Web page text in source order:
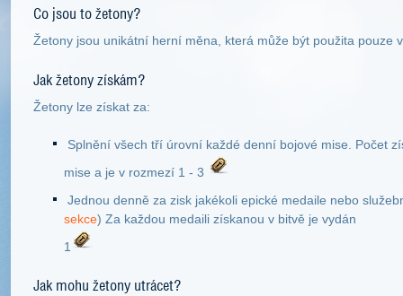
Co jsou to žetony?
Žetony jsou unikátní herní měna, která může být použita pouze
Jak žetony získám?
Žetony lze získat za:
Splnění všech tří úrovní každé denní bojové mise. Počet
mise a je v rozmezí 1 - 3
Jednou denně za zisk jakékoli epické medaile nebo
sekce) Za každou medaili získanou v bitvě je vydán
1
Jak mohu žetony utrácet?